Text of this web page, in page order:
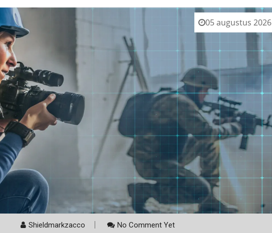
05 augustus 2026
Shieldmarkzacco No Comment Yet